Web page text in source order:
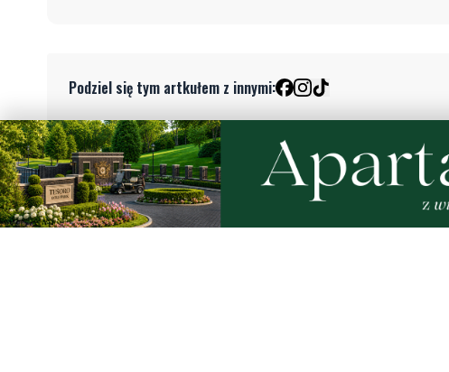
Podziel się tym artkułem z innymi:
Czytaj również